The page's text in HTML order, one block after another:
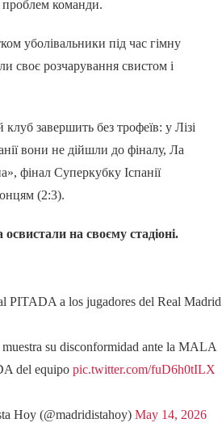
проблем команди.
уболівальники під час гімну
своє розчарування свистом і
завершить без трофеїв: у Лізі
вони не дійшли до фіналу, Ла
фінал Суперкубку Іспанії
(2:3).
на своєму стадіоні.
PITADA a los jugadores del Real Madrid
su disconformidad ante la MALA
del equipo pic.twitter.com/fuD6h0tILX
Hoy (@madridistahoy) May 14, 2026